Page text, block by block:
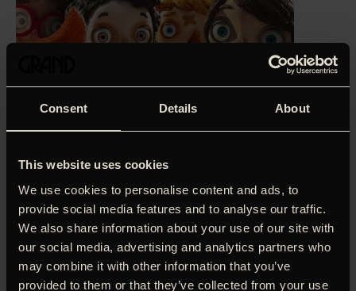
Consent Details About
This website uses cookies
We use cookies to personalise content and ads, to
provide social media features and to analyse our traffic.
We also share information about your use of our site with
our social media, advertising and analytics partners who
may combine it with other information that you’ve
provided to them or that they’ve collected from your use
‘Sorgen smelter ved varmen i indfølt børnedrama.’ Jacob
Wendt Jensen, Berlingske (5 stjerner)
´Mit liv som Squash´ er en forunderlig, hjertevarm og
ubeskriveligt sød børnefilm om drengen Squash, der ender
på børnehjem efter sin mors død. Her danner Squash et